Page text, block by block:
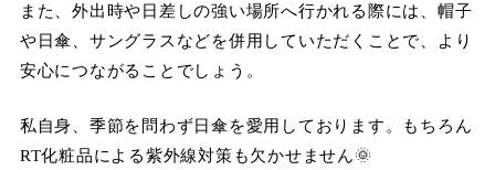
また、外出時や日差しの強い場所へ行かれる際には、帽子
や日傘、サングラスなどを併用していただくことで、より
安心につながることでしょう。
私自身、季節を問わず日傘を愛用しております。もちろん
RT化粧品による紫外線対策も欠かせません🌞